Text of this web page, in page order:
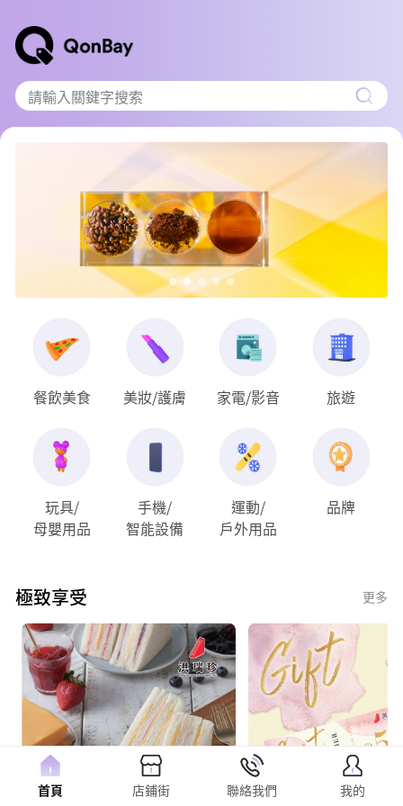
請輸入關鍵字搜索
餐飲美食 美妝/護膚 家電/影音 旅遊
玩具/
母嬰用品
手機/
智能設備
運動/
戶外用品
品牌
極致享受 更多
首頁 店鋪街 聯絡我們 我的